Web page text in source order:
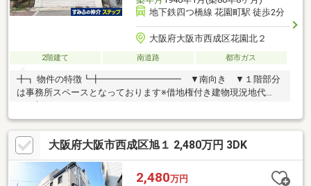
地下鉄四つ橋線 花園町駅 徒歩2分
大阪府大阪市西成区花園北２
2階建て 南道路 都市ガス
╋┓ 物件の特徴┗╋━━━━━━━━━ ▼南向き ▼１階部分
は事務所スペースとなっております※借地権付き建物現況地代
大阪府大阪市西成区旭１ 2,480万円 3DK
2,480万円